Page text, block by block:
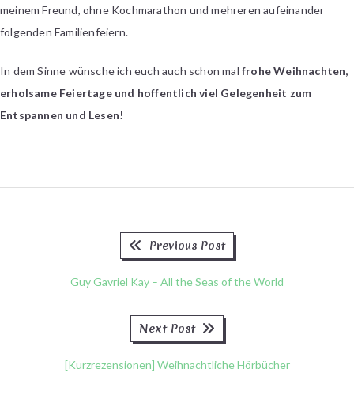
meinem Freund, ohne Kochmarathon und mehreren aufeinander
folgenden Familienfeiern.
In dem Sinne wünsche ich euch auch schon mal frohe Weihnachten,
erholsame Feiertage und hoffentlich viel Gelegenheit zum
Entspannen und Lesen!
BeitragsnavigationPrevious Post
Guy Gavriel Kay – All the Seas of the World
Next Post
[Kurzrezensionen] Weihnachtliche Hörbücher